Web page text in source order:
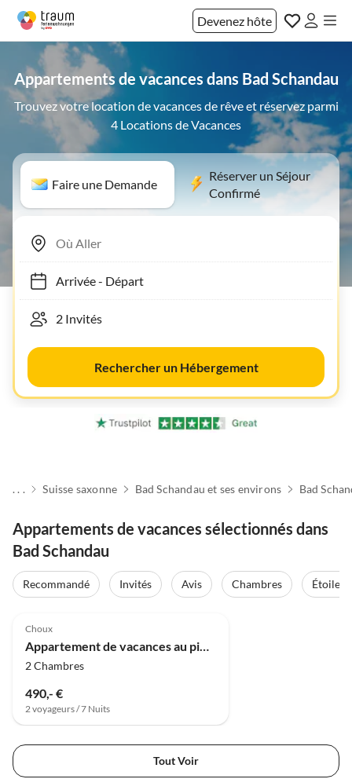
Devenez hôte
Appartements de vacances dans Bad Schandau
Trouvez votre location de vacances de rêve et réservez parmi
4 Locations de Vacances
Faire une Demande
Réserver un Séjour
Confirmé
Arrivée- Départ
Rechercher un Hébergement
. . . Suisse saxonne Bad Schandau et ses environs Bad
Appartements de vacances sélectionnés dans
Bad Schandau
Recommandé Invités Avis Chambres Étoiles
Super hôte
Meilleure
Choux
2 Chambres
490,- €
2 voyageurs / 7 Nuits
Tout Voir